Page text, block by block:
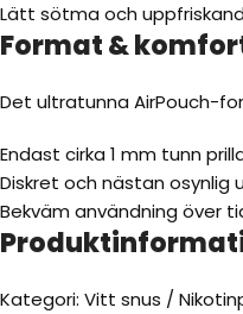
Lätt sötma och
Format &
Det ultratunna AirPouch-
Endast cirka 1 mm tunn
Diskret och nästan osynlig
Bekväm användning över
Kategori: Vitt snus /